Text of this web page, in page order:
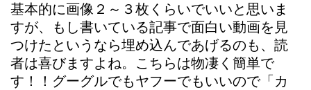
基本的に画像２～３枚くらいでいいと思いま
すが、もし書いている記事で面白い動画を見
つけたというなら埋め込んであげるのも、読
者は喜びますよね。こちらは物凄く簡単で
す！！グーグルでもヤフーでもいいので「カ